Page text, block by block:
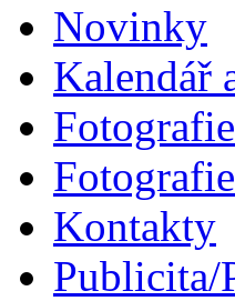
Novinky
Kalendář
Kontakty
Publicita/